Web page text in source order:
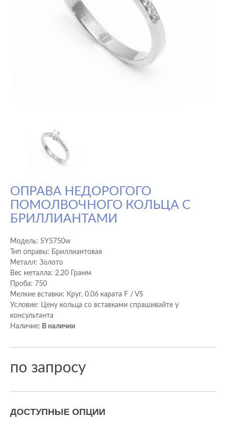
ОПРАВА НЕДОРОГОГО
ПОМОЛВОЧНОГО КОЛЬЦА С
БРИЛЛИАНТАМИ
Модель: SY5750w
Тип оправы: Бриллиантовая
Металл: Золото
Вес металла: 2.20 Грамм
Проба: 750
Мелкие вставки: Круг, 0.06 карата F / VS
Условие: Цену кольца со вставками спрашивайте у
консультанта
Наличие: В наличии
по запросу
ДОСТУПНЫЕ ОПЦИИ